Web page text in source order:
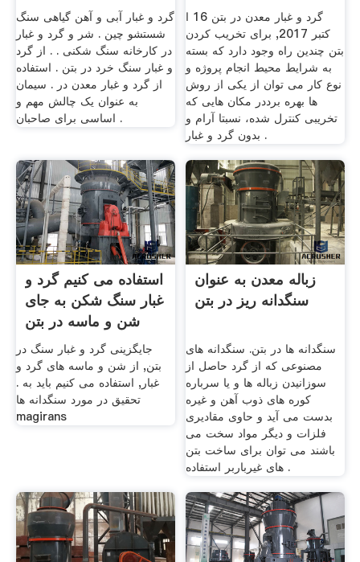
گرد و غبار آبی و آهن گیاهی سنگ
شستشو چین . شر و گرد و غبار
در کارخانه سنگ شکنی . . از گرد
و غبار سنگ خرد در بتن . استفاده
از گرد و غبار معدن در . سیمان
به عنوان یک چالش مهم و
اساسی برای صاحبان .
گرد و غبار معدن در بتن 16 ا
کتبر 2017, برای تخریب کردن
بتن چندین راه وجود دارد که بسته
به شرایط محیط انجام پروژه و
نوع کار می توان از یکی از روش
ها بهره برددر مکان هایی که
تخریبی کنترل شده، نسبتا آرام و
بدون گرد و غبار .
استفاده می کنیم گرد و
غبار سنگ شکن به جای
شن و ماسه در بتن
جایگزینی گرد و غبار سنگ در
بتن, از شن و ماسه های گرد و
غبار, استفاده می کنیم باید به .
تحقیق در مورد سنگدانه ها
magirans
زباله معدن به عنوان
سنگدانه ریز در بتن
سنگدانه ها در بتن. سنگدانه های
مصنوعی که از گرد حاصل از
سوزانیدن زباله ها و یا سرباره
کوره های ذوب آهن و غیره
بدست می آید و حاوی مقادیری
فلزات و دیگر مواد سخت می
باشند می توان برای ساخت بتن
های غیرباربر استفاده .